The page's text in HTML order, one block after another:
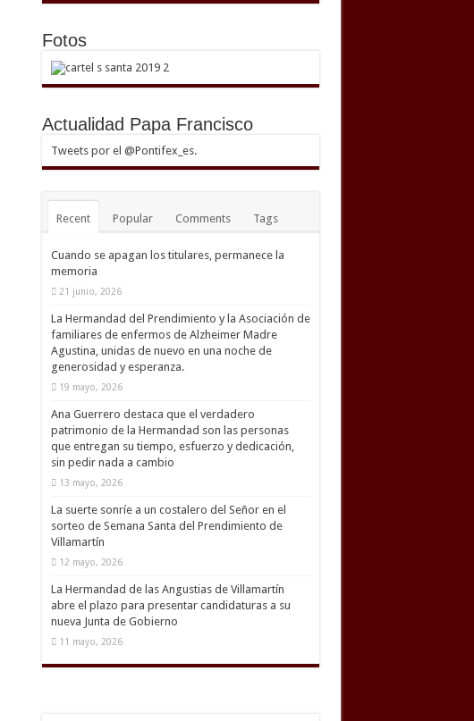
Fotos
Actualidad Papa Francisco
Tweets por el @Pontifex_es.
Recent Popular Comments Tags
Cuando se apagan los titulares, permanece la
memoria
21 junio, 2026
La Hermandad del Prendimiento y la Asociación de
familiares de enfermos de Alzheimer Madre
Agustina, unidas de nuevo en una noche de
generosidad y esperanza.
19 mayo, 2026
Ana Guerrero destaca que el verdadero
patrimonio de la Hermandad son las personas
que entregan su tiempo, esfuerzo y dedicación,
sin pedir nada a cambio
13 mayo, 2026
La suerte sonríe a un costalero del Señor en el
sorteo de Semana Santa del Prendimiento de
Villamartín
12 mayo, 2026
La Hermandad de las Angustias de Villamartín
abre el plazo para presentar candidaturas a su
nueva Junta de Gobierno
11 mayo, 2026